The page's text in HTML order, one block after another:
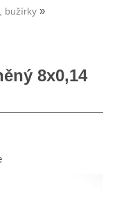
bužírky
8x0,14